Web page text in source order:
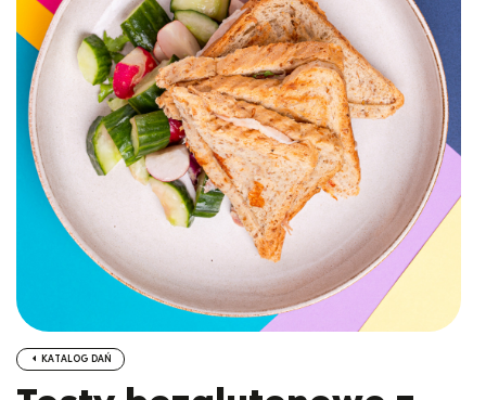
KATALOG DAŃ